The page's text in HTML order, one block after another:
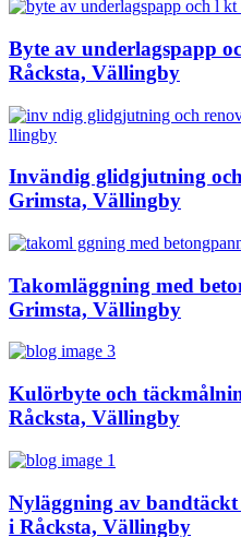
Byte av underlagspapp
Råcksta, Vällingby
Invändig glidgjutning
Grimsta, Vällingby
Takomläggning med
Grimsta, Vällingby
Kulörbyte och
Råcksta, Vällingby
Nyläggning av
i Råcksta, Vällingby